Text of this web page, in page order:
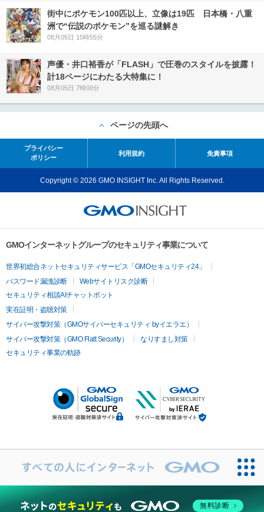
街中にポケモン100匹以上、立像は19匹 日本橋・八重
洲で“伝説のポケモン”を巡る謎解き
08月05日 15時55分
声優・井口裕香が「FLASH」で圧巻のスタイルを披露！
計18ページにわたる大特集に！
08月05日 7時00分
ページの先頭へ
プライバシー
ポリシー
利用規約 免責事項
Copyright © 2026 GMO INSIGHT Inc. All Rights Reserved.
GMOインターネットグループのセキュリティ事業について
世界初総合ネットセキュリティサービス「GMOセキュリティ24」
パスワード漏洩診断
Webサイトリスク診断
セキュリティ相談AIチャットボット
実在証明・盗聴対策
サイバー攻撃対策（GMOサイバーセキュリティ byイエラエ）
サイバー攻撃対策（GMO Flatt Security）
なりすまし対策
セキュリティ事業の軌跡
無料診断